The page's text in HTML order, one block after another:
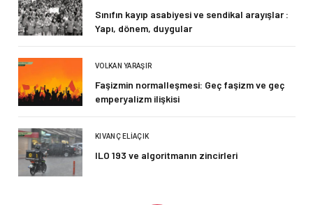
Sınıfın kayıp asabiyesi ve sendikal arayışlar :
Yapı, dönem, duygular
VOLKAN YARAŞIR
Faşizmin normalleşmesi: Geç faşizm ve geç
emperyalizm ilişkisi
KIVANÇ ELIAÇIK
ILO 193 ve algoritmanın zincirleri